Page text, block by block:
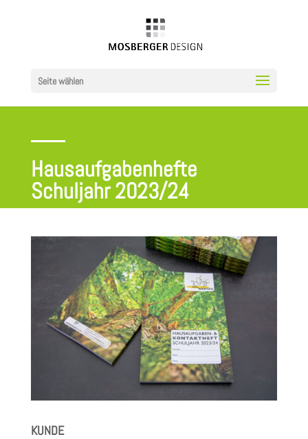
Seite wählen
Hausaufgabenhefte
Schuljahr 2023/24
KUNDE